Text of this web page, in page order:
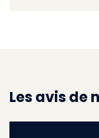
Les avis de